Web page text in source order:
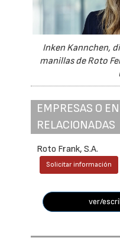
Inken Kannchen,
manillas de Roto
EMPRESAS O
RELACIONADAS
Roto Frank, S.A.
Solicitar información
ver/